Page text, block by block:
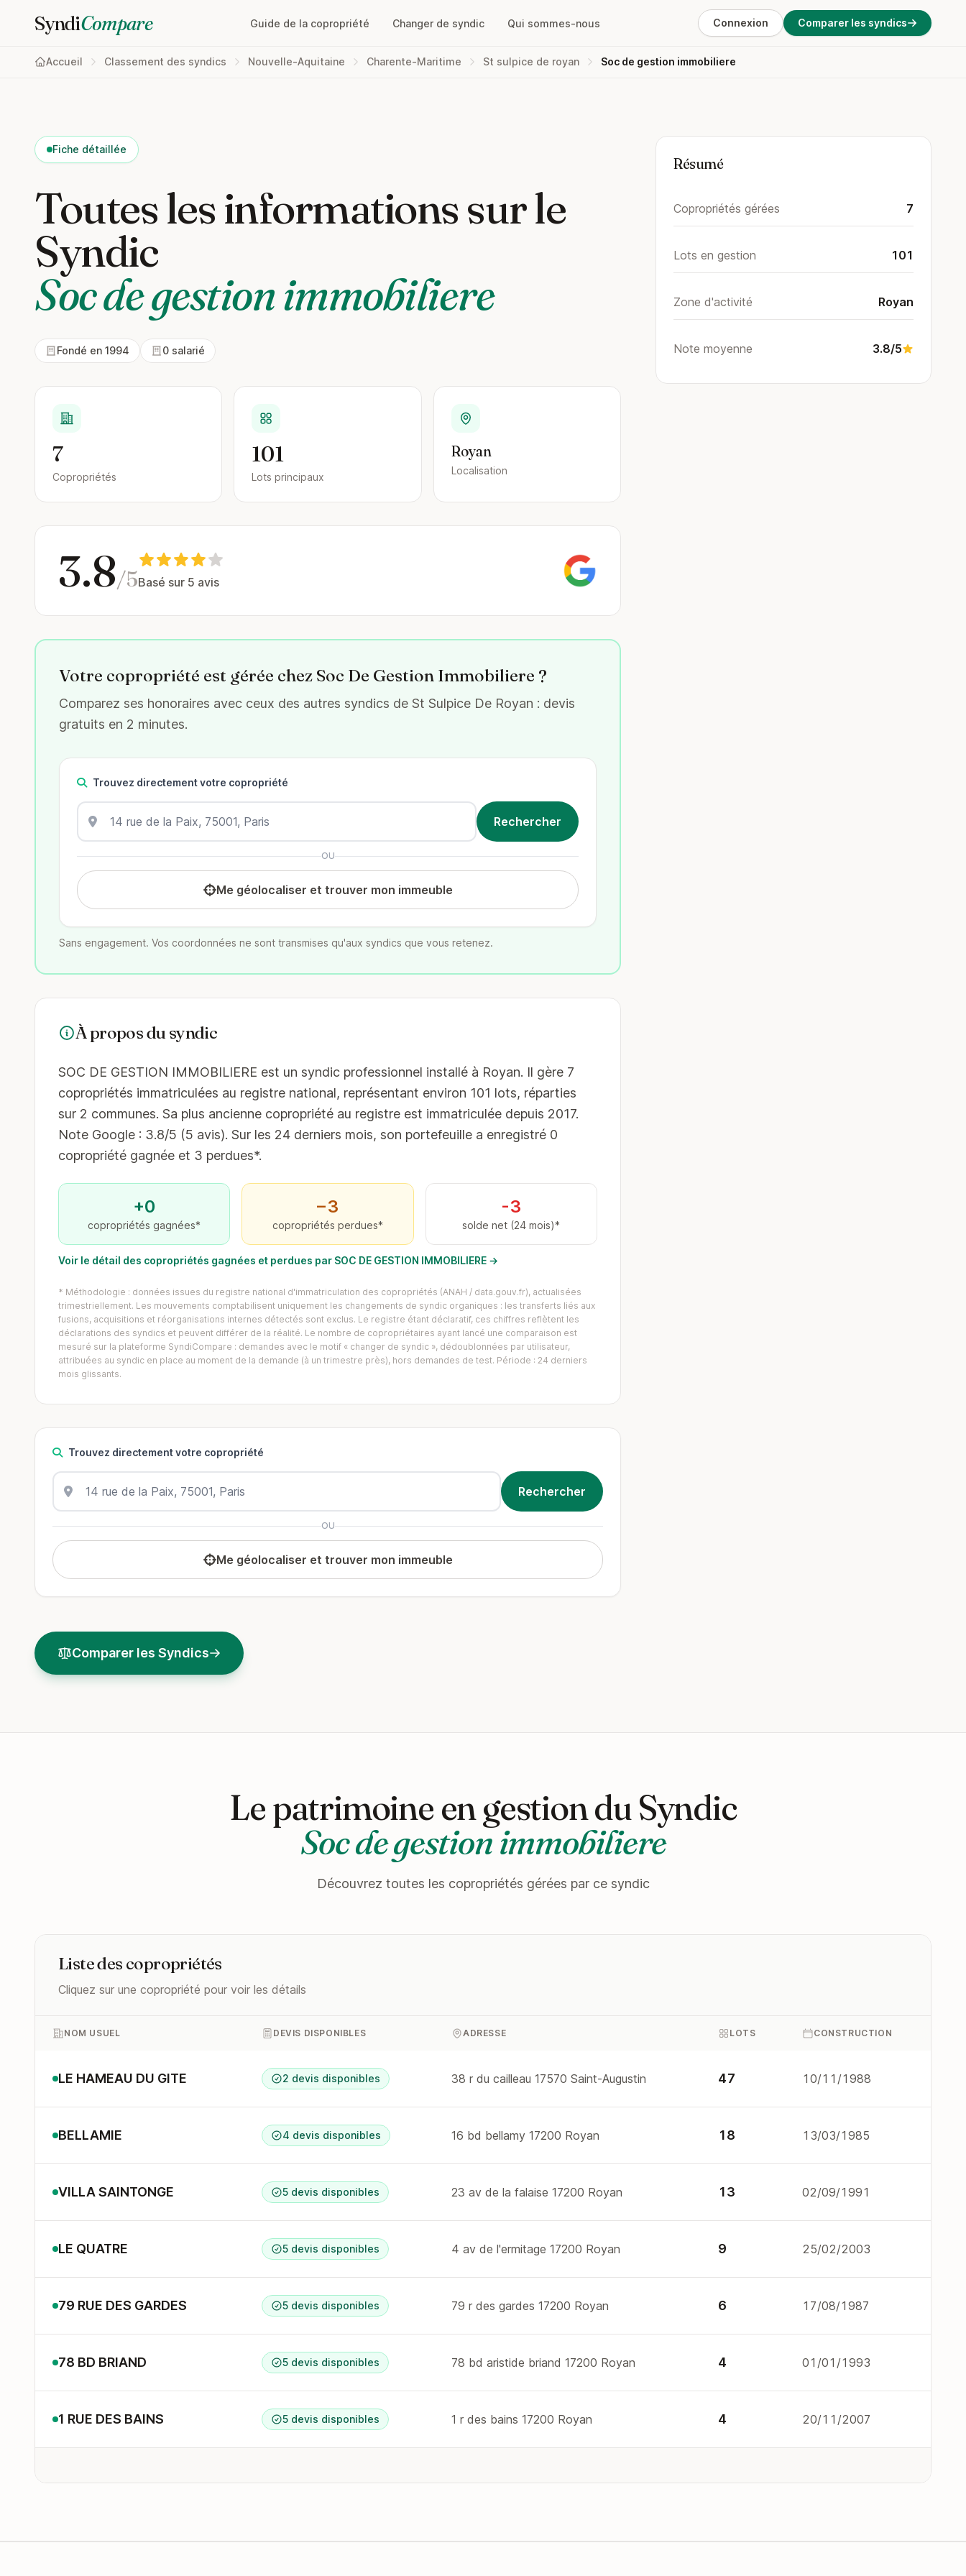
SyndiCompare Guide de la copropriété Changer de syndic Qui sommes-nous Connexion Comparer les syndics
Accueil Classement des syndics Nouvelle-Aquitaine Charente-Maritime St sulpice de royan Soc de gestion immobiliere
Fiche détaillée
Toutes les informations sur le
Syndic
Soc de gestion immobiliere
Fondé en 1994 0 salarié
7
Copropriétés
101
Lots principaux
Royan
Localisation
3.8/5Basé sur 5 avis
Votre copropriété est gérée chez Soc De Gestion Immobiliere ?
Comparez ses honoraires avec ceux des autres syndics de St Sulpice De Royan : devis
gratuits en 2 minutes.
Trouvez directement votre copropriété
OU
Me géolocaliser et trouver mon immeuble
Sans engagement. Vos coordonnées ne sont transmises qu'aux syndics que vous retenez.
À propos du syndic
SOC DE GESTION IMMOBILIERE est un syndic professionnel installé à Royan. Il gère 7
copropriétés immatriculées au registre national, représentant environ 101 lots, réparties
sur 2 communes. Sa plus ancienne copropriété au registre est immatriculée depuis 2017.
Note Google : 3.8/5 (5 avis). Sur les 24 derniers mois, son portefeuille a enregistré 0
copropriété gagnée et 3 perdues*.
+0
copropriétés gagnées*
−3
copropriétés perdues*
-3
solde net (24 mois)*
Voir le détail des copropriétés gagnées et perdues par SOC DE GESTION IMMOBILIERE →
* Méthodologie : données issues du registre national d'immatriculation des copropriétés (ANAH / data.gouv.fr), actualisées
trimestriellement. Les mouvements comptabilisent uniquement les changements de syndic organiques : les transferts liés aux
fusions, acquisitions et réorganisations internes détectés sont exclus. Le registre étant déclaratif, ces chiffres reflètent les
déclarations des syndics et peuvent différer de la réalité. Le nombre de copropriétaires ayant lancé une comparaison est
mesuré sur la plateforme SyndiCompare : demandes avec le motif « changer de syndic », dédoublonnées par utilisateur,
attribuées au syndic en place au moment de la demande (à un trimestre près), hors demandes de test. Période : 24 derniers
mois glissants.
Trouvez directement votre copropriété
OU
Me géolocaliser et trouver mon immeuble
Comparer les Syndics
Résumé
Copropriétés gérées 7
Lots en gestion 101
Zone d'activité Royan
Note moyenne 3.8/5
Le patrimoine en gestion du Syndic
Soc de gestion immobiliere
Découvrez toutes les copropriétés gérées par ce syndic
Liste des copropriétés
Cliquez sur une copropriété pour voir les détails
NOM USUEL DEVIS DISPONIBLES ADRESSE LOTS CONSTRUCTION
LE HAMEAU DU GITE 2 devis disponibles 38 r du cailleau 17570 Saint-Augustin 47 10/11/1988
BELLAMIE 4 devis disponibles 16 bd bellamy 17200 Royan 18 13/03/1985
VILLA SAINTONGE 5 devis disponibles 23 av de la falaise 17200 Royan 13 02/09/1991
LE QUATRE 5 devis disponibles 4 av de l'ermitage 17200 Royan 9 25/02/2003
79 RUE DES GARDES 5 devis disponibles 79 r des gardes 17200 Royan 6 17/08/1987
78 BD BRIAND 5 devis disponibles 78 bd aristide briand 17200 Royan 4 01/01/1993
1 RUE DES BAINS 5 devis disponibles 1 r des bains 17200 Royan 4 20/11/2007